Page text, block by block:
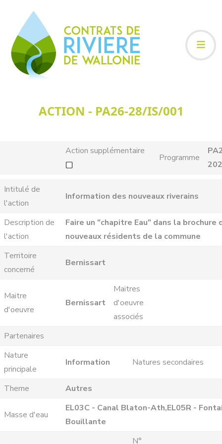
ACTION - PA26-28/IS/001
Action supplémentaire
Programme
Intitulé de
l'action
Information des nouveaux riverains
Description de
l'action
Faire un "chapitre Eau" dans la brochure
nouveaux résidents de la commune
Territoire
concerné
Bernissart
Maitre
d'oeuvre
Bernissart
Maitres
d'oeuvre
associés
Partenaires
Nature
principale
Information Natures secondaires
Theme Autres
Masse d'eau
EL03C - Canal Blaton-Ath,EL05R -
Bouillante
N°